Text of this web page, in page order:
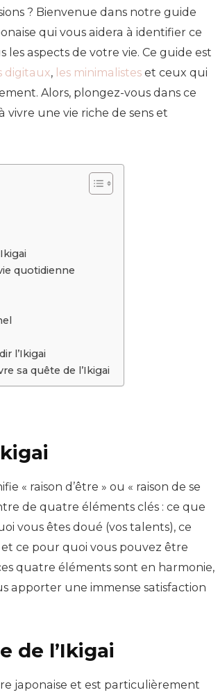
vivre
? Bienvenue dans notre guide
qui vous aidera à identifier ce
aspects de votre vie. Ce guide est
digitaux, les minimalistes et ceux qui
Alors, plongez-vous dans ce
une vie riche de sens et
quotidienne
l’Ikigai
sa quête de l’Ikigai
« raison d’être » ou « raison de se
de quatre éléments clés : ce que
vous êtes doué (vos talents), ce
ce pour quoi vous pouvez être
quatre éléments sont en harmonie,
apporter une immense satisfaction
de l’Ikigai
japonaise et est particulièrement